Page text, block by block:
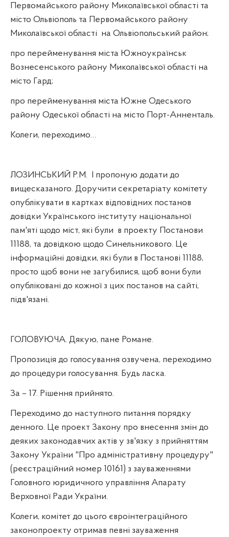
Первомайського району Миколаївської області та
місто Ольвіополь та Первомайського району
Миколаївської області на Ольвіопольський район;
про перейменування міста Южноукраїнськ
Вознесенського району Миколаївської області на
місто Гард;
про перейменування міста Южне Одеського
району Одеської області на місто Порт-Анненталь.
Колеги, переходимо…
ЛОЗИНСЬКИЙ Р.М.
І пропоную додати до
вищесказаного. Доручити секретаріату комітету
опублікувати в картках відповідних постанов
довідки Українського інституту національної
пам'яті щодо міст, які були в проекту Постанови
11188, та довідкою щодо Синельникового. Це
інформаційні довідки, які були в Постанові 11188,
просто щоб вони не загубилися, щоб вони були
опубліковані до кожної з цих постанов на сайті,
підв'язані.
ГОЛОВУЮЧА. Дякую, пане Романе.
Пропозиція до голосування озвучена, переходимо
до процедури голосування. Будь ласка.
За – 17. Рішення прийнято.
Переходимо до наступного питання порядку
денного. Це проект Закону про внесення змін до
деяких законодавчих актів у зв'язку з прийняттям
Закону України "Про адміністративну процедуру"
(реєстраційний номер 10161) з зауваженнями
Головного юридичного управління Апарату
Верховної Ради України.
Колеги, комітет до цього євроінтеграційного
законопроекту отримав певні зауваження